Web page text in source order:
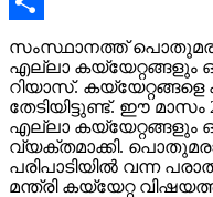
സംസ്ഥാനത്ത്
എല്ലാ കയ്യേറ്റങ്ങളും
റിയാസ്. കയ്യേറ്റങ്ങളെ
തേടിയിട്ടുണ്ട്. ഈ മാസം
എല്ലാ കയ്യേറ്റങ്ങളും
വ്യക്തമാക്കി.
പരിപാടിയില്‍ വന്ന
മന്ത്രി കയ്യേറ്റ